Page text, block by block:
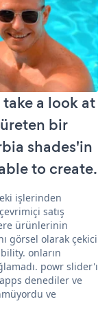
a look at
bir
shades'in
to create.
işlerinden
satış
ürünlerinin
görsel olarak çekici
onların
powr slider'ı
denediler ve
ve